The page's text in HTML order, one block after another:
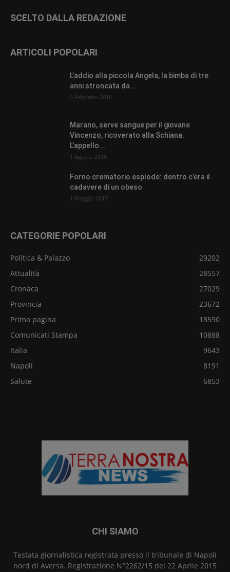
SCELTO DALLA REDAZIONE
ARTICOLI POPOLARI
L’addio alla piccola Angela, la bimba di tre
anni stroncata da...
4 Febbraio 2016
Marano, serve sangue per il giovane
Vincenzo, ricoverato alla Schiana.
L’appello...
1 Agosto 2016
Forno crematorio esplode: dentro c’era il
cadavere di un obeso
1 Maggio 2017
CATEGORIE POPOLARI
Politica & Palazzo
29202
Attualità
28557
Cronaca
27029
Provincia
23672
Prima pagina
18590
Comunicati Stampa
10888
Italia
9643
Napoli
8191
Salute
6853
CHI SIAMO
Testata giornalistica registrata presso il tribunale di Napoli
nord di Aversa. Registrazione N°2262/15 del 22 Aprile 2015